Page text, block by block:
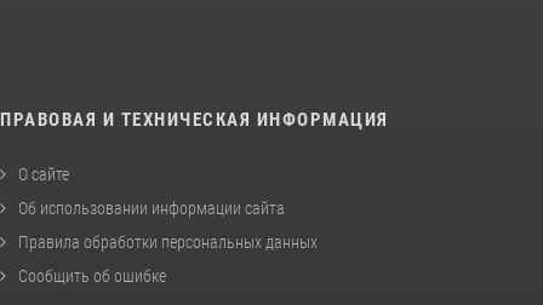
ПРАВОВАЯ И ТЕХНИЧЕСКАЯ ИНФОРМАЦИЯ
О сайте
Об использовании информации сайта
Правила обработки персональных данных
Сообщить об ошибке